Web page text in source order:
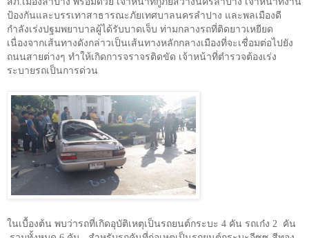
ป้องกันและบรรเทาสาธารณะภัยเทศบาลนครลำปาง และพลเมืองดี
กำลังเร่งปฐมพยาบาลผู้ได้รับบาดเจ็บ ท่ามกลางรถที่ติดยาวเหยียด
เนื่องจากเส้นทางดังกล่าวเป็นเส้นทางหลักกลางเมืองที่จะเชื่อมต่อไปยัง
ถนนสายต่างๆ ทำให้เกิดการจราจรติดขัด เจ้าหน้าที่ตำรวจต้องเร่ง
ระบายรถเป็นการด่วน
ในเบื้องต้น พบว่ารถที่เกิดอุบัติเหตุเป็นรถยนต์กระบะ 4 คัน รถเก๋ง 2 คัน